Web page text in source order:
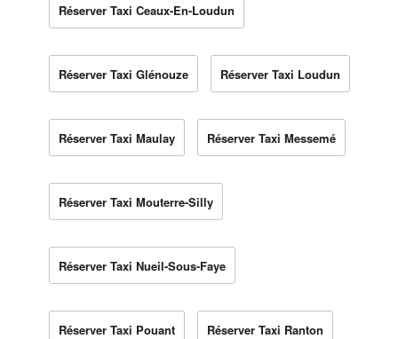
Réserver Taxi Ceaux-En-Loudun
Réserver Taxi Glénouze Réserver Taxi Loudun
Réserver Taxi Maulay Réserver Taxi Messemé
Réserver Taxi Mouterre-Silly
Réserver Taxi Nueil-Sous-Faye
Réserver Taxi Pouant Réserver Taxi Ranton